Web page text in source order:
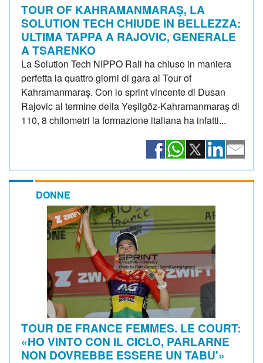
TOUR OF KAHRAMANMARAŞ, LA
SOLUTION TECH CHIUDE IN BELLEZZA:
ULTIMA TAPPA A RAJOVIC, GENERALE
A TSARENKO
La Solution Tech NIPPO Rali ha chiuso in maniera
perfetta la quattro giorni di gara al Tour of
Kahramanmaraş. Con lo sprint vincente di Dusan
Rajovic al termine della Yeşilgöz-Kahramanmaraş di
110, 8 chilometri la formazione italiana ha infatti...
DONNE
TOUR DE FRANCE FEMMES. LE COURT:
«HO VINTO CON IL CICLO, PARLARNE
NON DOVREBBE ESSERE UN TABU'»